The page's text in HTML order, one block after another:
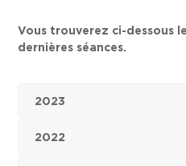
Vous trouverez ci-dessous
dernières séances.
2023
2022